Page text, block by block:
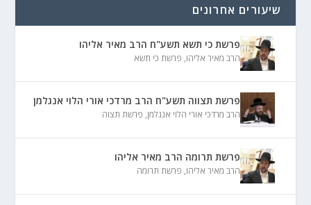
שיעורים אחרונים
פרשת כי תשא תשע"ח הרב מאיר אליהו
הרב מאיר אליהו, פרשת כי תשא
פרשת תצווה תשע"ח הרב מרדכי אורי הלוי אנגלמן
הרב מרדכי אורי הלוי אנגלמן, פרשת תצוה
פרשת תרומה הרב מאיר אליהו
הרב מאיר אליהו, פרשת תרומה